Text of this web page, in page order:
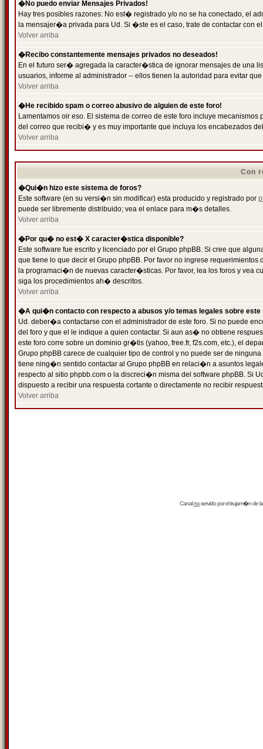
�No puedo enviar Mensajes Privados!
Hay tres posibles razones: No est� registrado y/o no se ha conectado, el
la mensajer�a privada para Ud. Si �ste es el caso, trate de contactar con
Volver arriba
�Recibo constantemente mensajes privados no deseados!
En el futuro ser� agregada la caracter�stica de ignorar mensajes de una
usuarios, informe al administrador -- ellos tienen la autoridad para evitar
Volver arriba
�He recibido spam o correo abusivo de alguien de este foro!
Lamentamos oir eso. El sistema de correo de este foro incluye
del correo que recibi� y es muy importante que incluya los encabezados
Volver arriba
Con
�Qui�n hizo este sistema de foros?
Este software (en su versi�n sin modificar) esta producido y registrado por
puede ser libremente distribuido; vea el enlace para m�s detalles.
Volver arriba
�Por qu� no est� X caracter�stica disponible?
Este software fue escrito y licenciado por el Grupo phpBB. Si cree que
que tiene lo que decir el Grupo phpBB. Por favor no ingrese
la programaci�n de nuevas caracter�sticas. Por favor, lea los foros y vea
siga los procedimientos ah� descritos.
Volver arriba
�A qui�n contacto con respecto a abusos y/o temas legales sobre este
Ud. deber�a contactarse con el administrador de este foro. Si no puede
del foro y que el le indique a quien contactar. Si aun as� no obtiene
este foro corre sobre un dominio gr�tis (yahoo, free.fr, f2s.com, etc.), el
Grupo phpBB carece de cualquier tipo de control y no puede ser de
tiene ning�n sentido contactar al Grupo phpBB en relaci�n a asuntos
respecto al sitio phpbb.com o la discreci�n misma del software phpBB. Si
dispuesto a recibir una respuesta cortante o directamente no recibir
Volver arriba
Canalrssservido por eltrujam�nde